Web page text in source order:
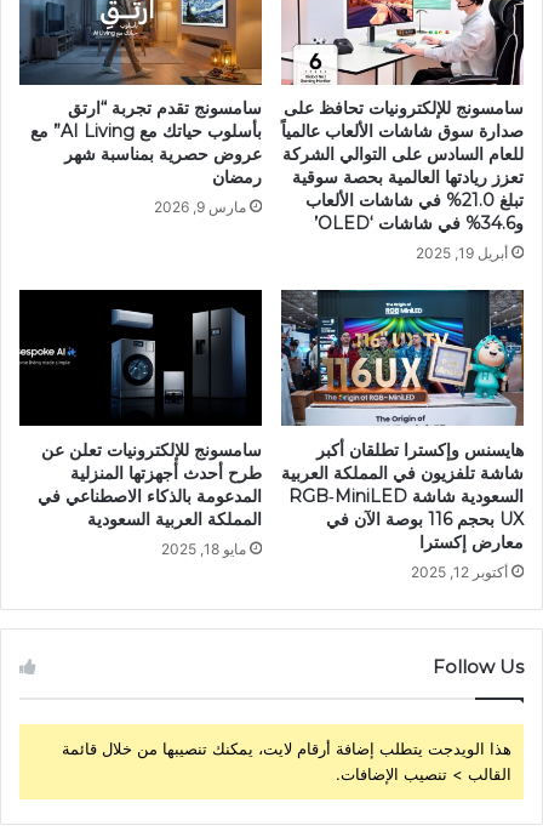
سامسونج للإلكترونيات تحافظ على
صدارة سوق شاشات الألعاب عالمياً
للعام السادس على التوالي الشركة
تعزز ريادتها العالمية بحصة سوقية
تبلغ 21.0% في شاشات الألعاب
و34.6% في شاشات ‘OLED’
أبريل 19, 2025
سامسونج تقدم تجربة “ارتق
بأسلوب حياتك مع AI Living” مع
عروض حصرية بمناسبة شهر
رمضان
مارس 9, 2026
هايسنس وإكسترا تطلقان أكبر
شاشة تلفزيون في المملكة العربية
السعودية شاشة RGB‑MiniLED
UX بحجم 116 بوصة الآن في
معارض إكسترا
أكتوبر 12, 2025
سامسونج للإلكترونيات تعلن عن
طرح أحدث أجهزتها المنزلية
المدعومة بالذكاء الاصطناعي في
المملكة العربية السعودية
مايو 18, 2025
Follow Us
هذا الويدجت يتطلب إضافة أرقام لايت، يمكنك تنصيبها من خلال قائمة
القالب > تنصيب الإضافات.